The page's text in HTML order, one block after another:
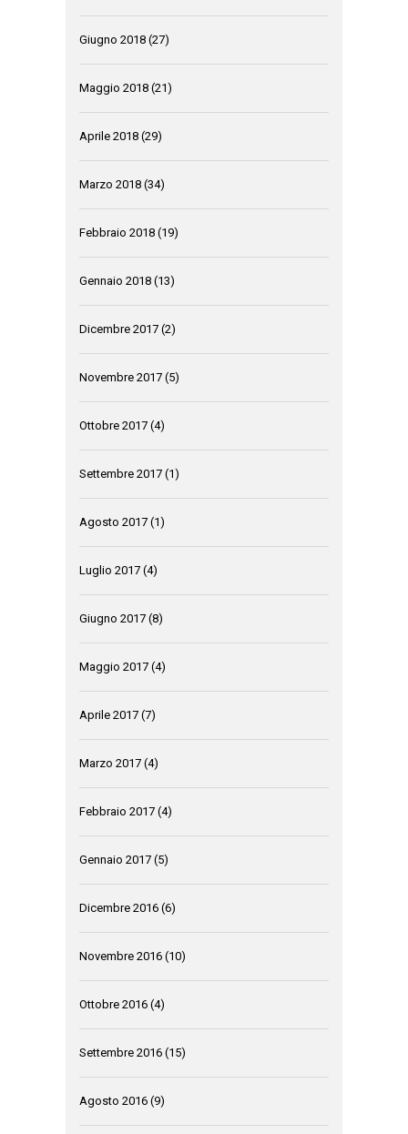
Giugno 2018 (27)
Maggio 2018 (21)
Aprile 2018 (29)
Marzo 2018 (34)
Febbraio 2018 (19)
Gennaio 2018 (13)
Dicembre 2017 (2)
Novembre 2017 (5)
Ottobre 2017 (4)
Settembre 2017 (1)
Agosto 2017 (1)
Luglio 2017 (4)
Giugno 2017 (8)
Maggio 2017 (4)
Aprile 2017 (7)
Marzo 2017 (4)
Febbraio 2017 (4)
Gennaio 2017 (5)
Dicembre 2016 (6)
Novembre 2016 (10)
Ottobre 2016 (4)
Settembre 2016 (15)
Agosto 2016 (9)